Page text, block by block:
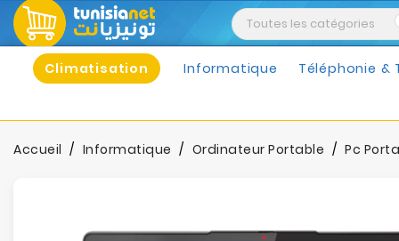
Climatisation Informatique Téléphonie &
Accueil Informatique Ordinateur Portable Pc